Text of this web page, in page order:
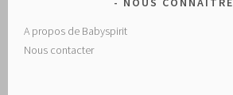
A propos de Babyspirit
Nous contacter